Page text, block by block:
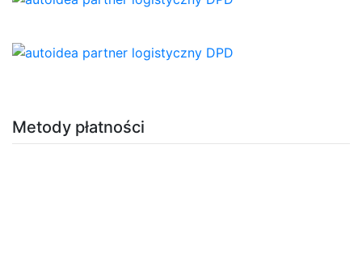
Metody płatności